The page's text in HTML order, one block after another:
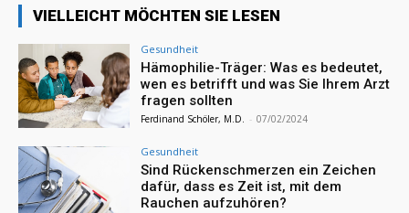
VIELLEICHT MÖCHTEN SIE LESEN
Gesundheit
Hämophilie-Träger: Was es bedeutet,
wen es betrifft und was Sie Ihrem Arzt
fragen sollten
Ferdinand Schöler, M.D. - 07/02/2024
Gesundheit
Sind Rückenschmerzen ein Zeichen
dafür, dass es Zeit ist, mit dem
Rauchen aufzuhören?